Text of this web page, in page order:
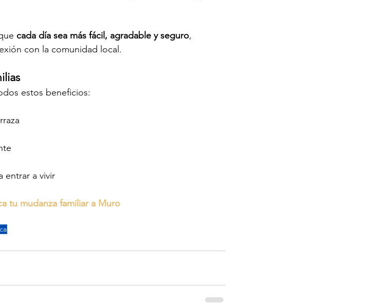
cada día sea más fácil, agradable y seguro,
con la comunidad local.
estos beneficios:
entrar a vivir
tu mudanza familiar a Muro